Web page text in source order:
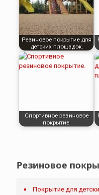
Резиновое покрытие для
детских площадок.
Спортивное резиновое
покрытие.
Резиновое
Покрытие для